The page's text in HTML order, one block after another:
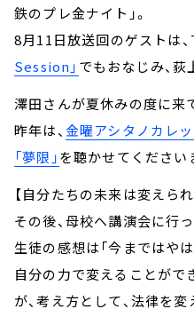
鉄のプレ金ナイト」。
8月11日放送回のゲストは
Session」 でもおなじみ、荻
澤田さんが夏休みの度に来
昨年は、金曜アシタノカレ
「夢限」を聴かせてください
【自分たちの未来は変えられ
その後、母校へ講演会に行
生徒の感想は「今まではや
自分の力で変えることがで
が、考え方として、法律を